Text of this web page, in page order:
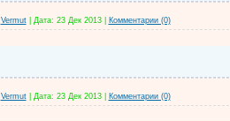
Vermut| Дата: 23 Дек 2013 Комментарии (0)
Vermut| Дата: 23 Дек 2013 Комментарии (0)